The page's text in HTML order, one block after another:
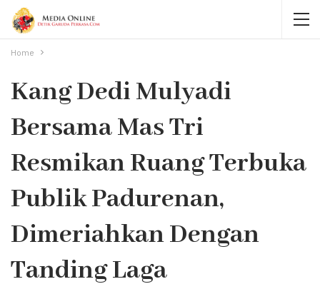
Home
Kang Dedi Mulyadi
Bersama Mas Tri
Resmikan Ruang Terbuka
Publik Padurenan,
Dimeriahkan Dengan
Tanding Laga